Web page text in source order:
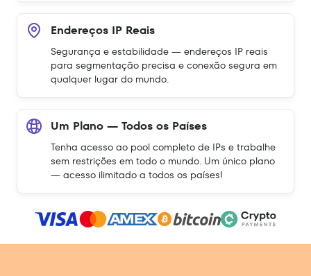
Endereços IP Reais
Segurança e estabilidade — endereços IP reais
para segmentação precisa e conexão segura em
qualquer lugar do mundo.
Um Plano — Todos os Países
Tenha acesso ao pool completo de IPs e trabalhe
sem restrições em todo o mundo. Um único plano
— acesso ilimitado a todos os países!